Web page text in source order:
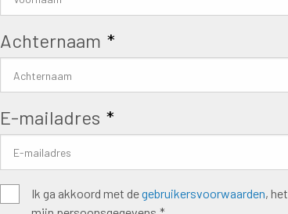
Achternaam *
E-mailadres *
Algemene
Ik ga akkoord met degebruikersvoorwaarden, het